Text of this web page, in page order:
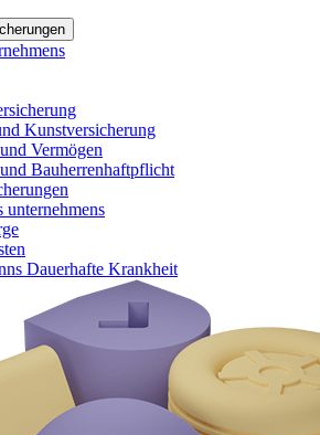
Kunstversicherung
Vermögen
Bauherrenhaftpflicht
unternehmens
Dauerhafte Krankheit